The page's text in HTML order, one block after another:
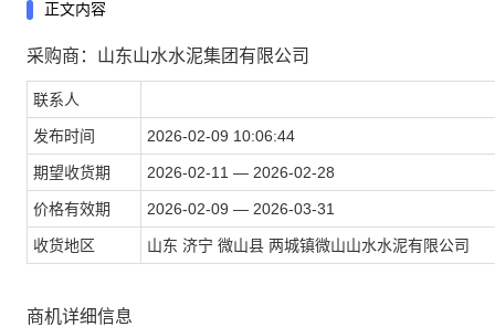
正文内容
采购商：山东山水水泥集团有限公司
联系人
发布时间 2026-02-09 10:06:44
期望收货期 2026-02-11 — 2026-02-28
价格有效期 2026-02-09 — 2026-03-31
收货地区 山东 济宁 微山县 两城镇微山山水水泥有限公司
商机详细信息